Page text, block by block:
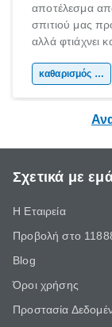
αποτέλεσμα
σπιτιού μας
αλλά φτιάχνει
γυρνάς σε καθαρισμός σπιτιού
Σχετικά με
Η Εταιρεία
Προβολή στο
Blog
Όροι χρήσης
Προστασία